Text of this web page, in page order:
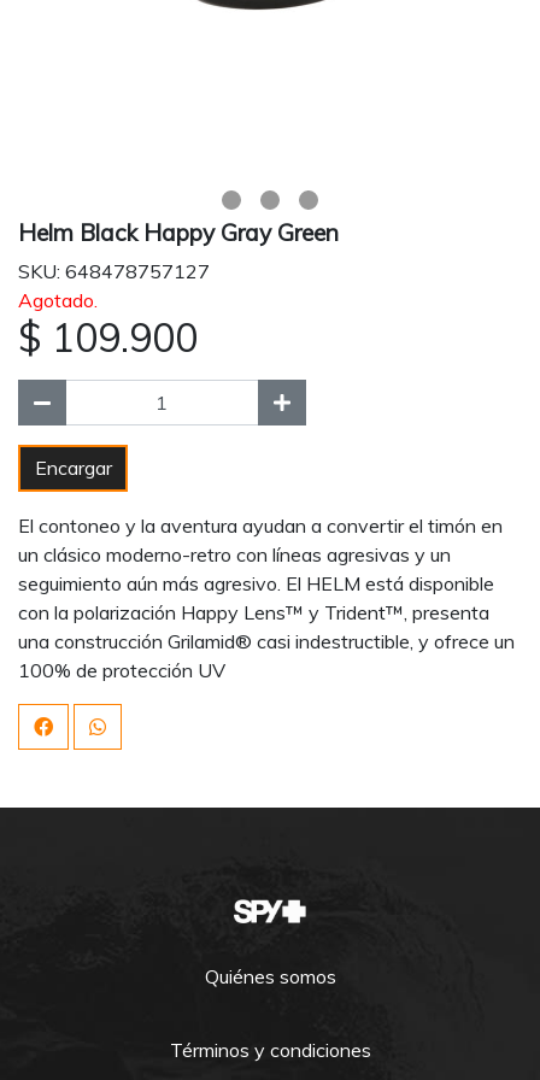
Helm Black Happy Gray Green
SKU: 648478757127
Agotado.
$ 109.900
Encargar
El contoneo y la aventura ayudan a convertir el timón en
un clásico moderno-retro con líneas agresivas y un
seguimiento aún más agresivo. El HELM está disponible
con la polarización Happy Lens™ y Trident™, presenta
una construcción Grilamid® casi indestructible, y ofrece un
100% de protección UV
Quiénes somos
Términos y condiciones